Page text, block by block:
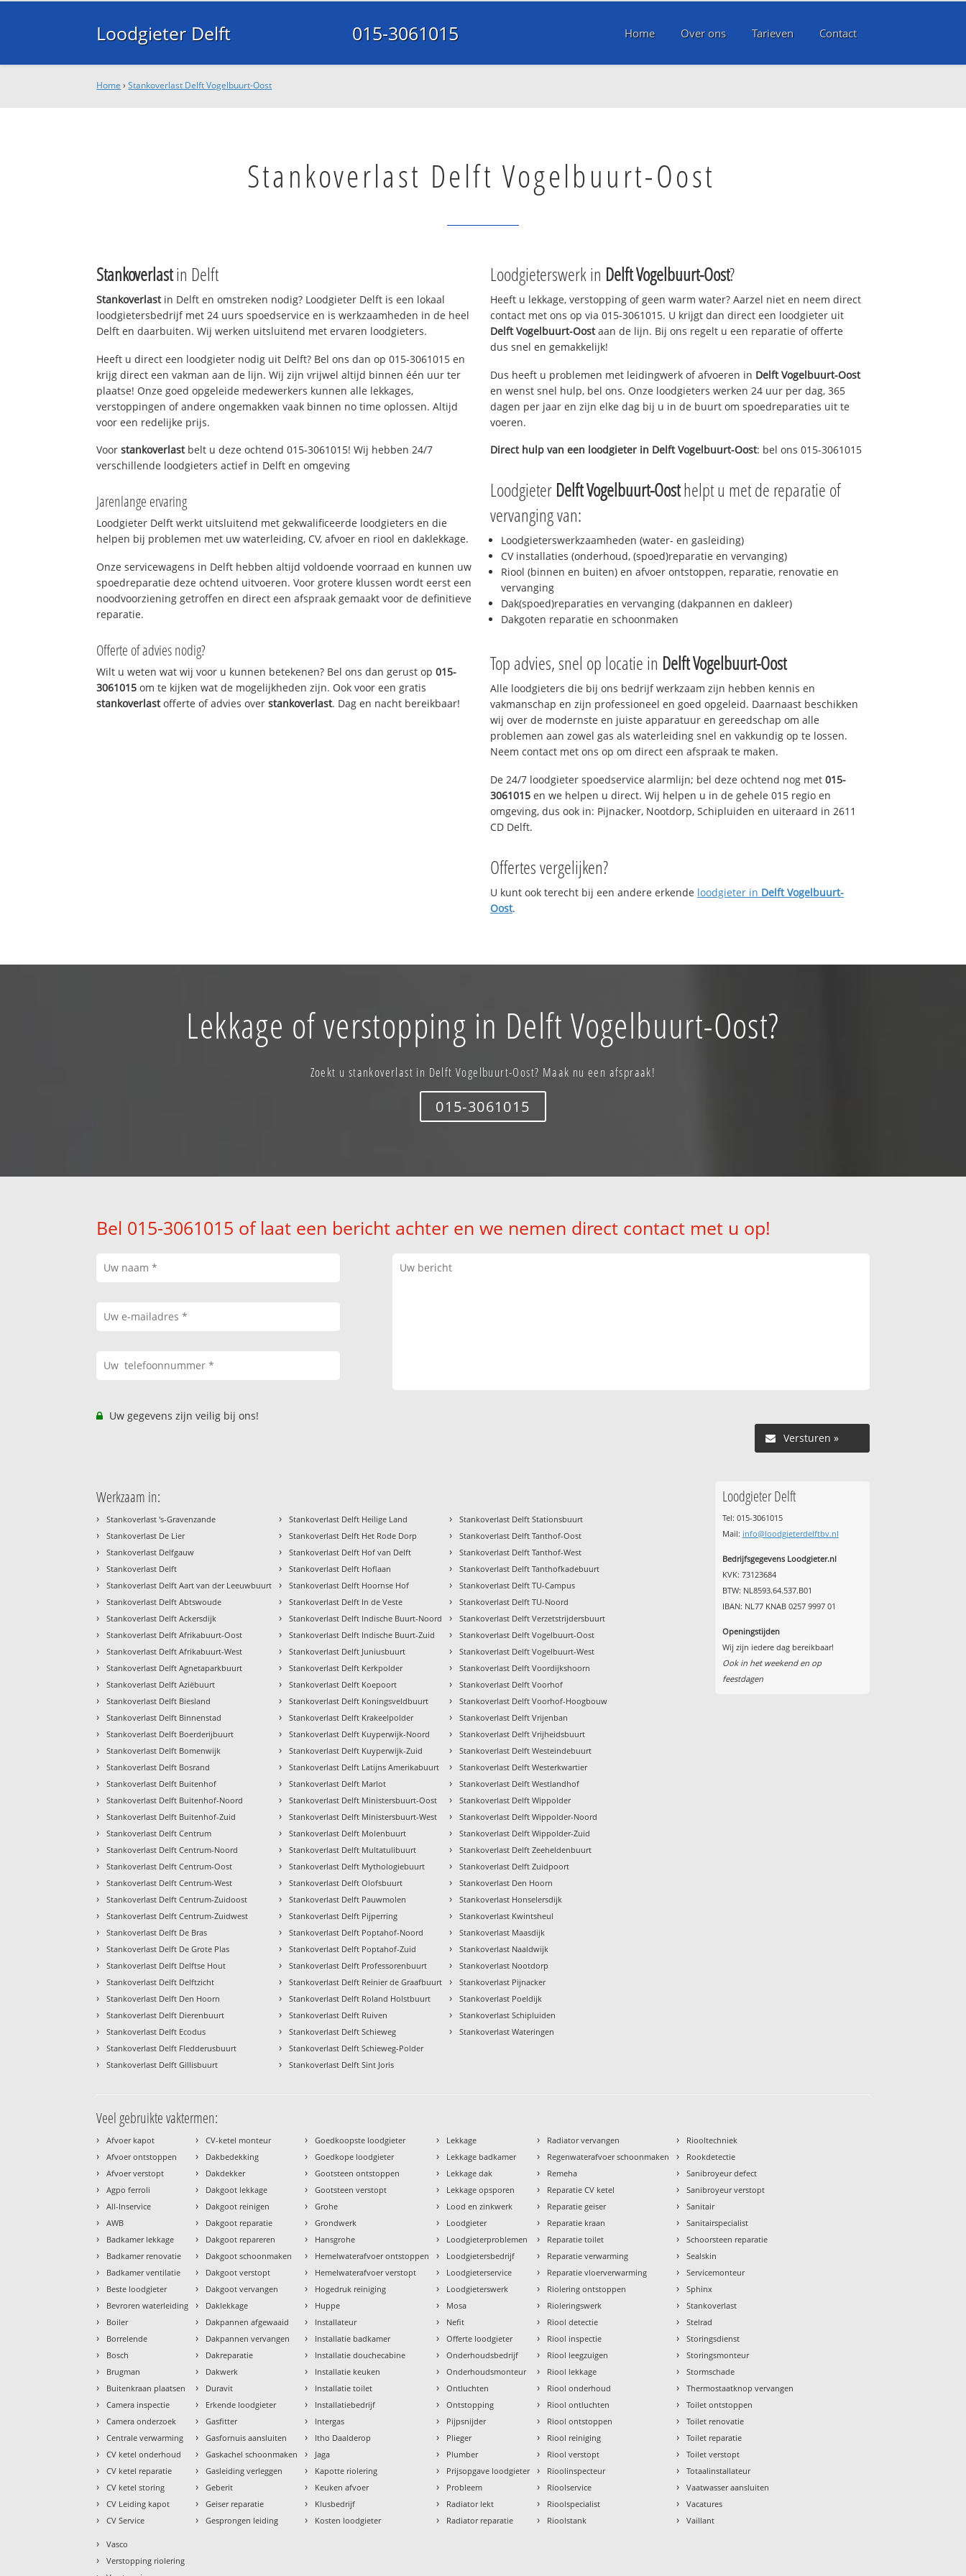
Loodgieter Delft 015-3061015 Home Over ons Tarieven Contact
Home ›Stankoverlast Delft Vogelbuurt-Oost
Stankoverlast Delft Vogelbuurt-Oost
Stankoverlastin Delft
Stankoverlastin Delft en omstreken nodig? Loodgieter Delft is een lokaal
loodgietersbedrijf met 24 uurs spoedservice en is werkzaamheden in de heel
Delft en daarbuiten. Wij werken uitsluitend met ervaren loodgieters.
Heeft u direct een loodgieter nodig uit Delft? Bel ons dan op 015-3061015 en
krijg direct een vakman aan de lijn. Wij zijn vrijwel altijd binnen één uur ter
plaatse! Onze goed opgeleide medewerkers kunnen alle lekkages,
verstoppingen of andere ongemakken vaak binnen no time oplossen. Altijd
voor een redelijke prijs.
Voorstankoverlastbelt u deze ochtend 015-3061015! Wij hebben 24/7
verschillende loodgieters actief in Delft en omgeving
Jarenlange ervaring
Loodgieter Delft werkt uitsluitend met gekwalificeerde loodgieters en die
helpen bij problemen met uw waterleiding, CV, afvoer en riool en daklekkage.
Onze servicewagens in Delft hebben altijd voldoende voorraad en kunnen uw
spoedreparatie deze ochtend uitvoeren. Voor grotere klussen wordt eerst een
noodvoorziening getroffen en direct een afspraak gemaakt voor de definitieve
reparatie.
Offerte of advies nodig?
Wilt u weten wat wij voor u kunnen betekenen? Bel ons dan gerust op015-
3061015 om te kijken wat de mogelijkheden zijn. Ook voor een gratis
stankoverlastofferte of advies overstankoverlast. Dag en nacht bereikbaar!
Loodgieterswerk in Delft Vogelbuurt-Oost?
Heeft u lekkage, verstopping of geen warm water? Aarzel niet en neem direct
contact met ons op via 015-3061015. U krijgt dan direct een loodgieter uit
Delft Vogelbuurt-Oostaan de lijn. Bij ons regelt u een reparatie of offerte
dus snel en gemakkelijk!
Dus heeft u problemen met leidingwerk of afvoeren in Delft Vogelbuurt-Oost
en wenst snel hulp, bel ons. Onze loodgieters werken 24 uur per dag, 365
dagen per jaar en zijn elke dag bij u in de buurt om spoedreparaties uit te
voeren.
Direct hulp van een loodgieter in Delft Vogelbuurt-Oost: bel ons 015-3061015
Loodgieter Delft Vogelbuurt-Oosthelpt u met de reparatie of
vervanging van:
Loodgieterswerkzaamheden (water- en gasleiding)
CV installaties (onderhoud, (spoed)reparatie en vervanging)
Riool (binnen en buiten) en afvoer ontstoppen, reparatie, renovatie en
vervanging
Dak(spoed)reparaties en vervanging (dakpannen en dakleer)
Dakgoten reparatie en schoonmaken
Top advies, snel op locatie in Delft Vogelbuurt-Oost
Alle loodgieters die bij ons bedrijf werkzaam zijn hebben kennis en
vakmanschap en zijn professioneel en goed opgeleid. Daarnaast beschikken
wij over de modernste en juiste apparatuur en gereedschap om alle
problemen aan zowel gas als waterleiding snel en vakkundig op te lossen.
Neem contact met ons op om direct een afspraak te maken.
De 24/7 loodgieter spoedservice alarmlijn; bel deze ochtend nog met 015-
3061015 en we helpen u direct. Wij helpen u in de gehele 015 regio en
omgeving, dus ook in: Pijnacker, Nootdorp, Schipluiden en uiteraard in 2611
CD Delft.
Offertes vergelijken?
U kunt ook terecht bij een andere erkende loodgieter in Delft Vogelbuurt-
Oost.
Lekkage of verstopping in Delft Vogelbuurt-Oost?
Zoekt u stankoverlast in Delft Vogelbuurt-Oost? Maak nu een afspraak!
015-3061015
Bel 015-3061015 of laat een bericht achter en we nemen direct contact met u op!
Uw gegevens zijn veilig bij ons!
Versturen »
Werkzaam in:
› Stankoverlast 's-Gravenzande
› Stankoverlast De Lier
› Stankoverlast Delfgauw
› Stankoverlast Delft
› Stankoverlast Delft Aart van der Leeuwbuurt
› Stankoverlast Delft Abtswoude
› Stankoverlast Delft Ackersdijk
› Stankoverlast Delft Afrikabuurt-Oost
› Stankoverlast Delft Afrikabuurt-West
› Stankoverlast Delft Agnetaparkbuurt
› Stankoverlast Delft Aziëbuurt
› Stankoverlast Delft Biesland
› Stankoverlast Delft Binnenstad
› Stankoverlast Delft Boerderijbuurt
› Stankoverlast Delft Bomenwijk
› Stankoverlast Delft Bosrand
› Stankoverlast Delft Buitenhof
› Stankoverlast Delft Buitenhof-Noord
› Stankoverlast Delft Buitenhof-Zuid
› Stankoverlast Delft Centrum
› Stankoverlast Delft Centrum-Noord
› Stankoverlast Delft Centrum-Oost
› Stankoverlast Delft Centrum-West
› Stankoverlast Delft Centrum-Zuidoost
› Stankoverlast Delft Centrum-Zuidwest
› Stankoverlast Delft De Bras
› Stankoverlast Delft De Grote Plas
› Stankoverlast Delft Delftse Hout
› Stankoverlast Delft Delftzicht
› Stankoverlast Delft Den Hoorn
› Stankoverlast Delft Dierenbuurt
› Stankoverlast Delft Ecodus
› Stankoverlast Delft Fledderusbuurt
› Stankoverlast Delft Gillisbuurt
› Stankoverlast Delft Heilige Land
› Stankoverlast Delft Het Rode Dorp
› Stankoverlast Delft Hof van Delft
› Stankoverlast Delft Hoflaan
› Stankoverlast Delft Hoornse Hof
› Stankoverlast Delft In de Veste
› Stankoverlast Delft Indische Buurt-Noord
› Stankoverlast Delft Indische Buurt-Zuid
› Stankoverlast Delft Juniusbuurt
› Stankoverlast Delft Kerkpolder
› Stankoverlast Delft Koepoort
› Stankoverlast Delft Koningsveldbuurt
› Stankoverlast Delft Krakeelpolder
› Stankoverlast Delft Kuyperwijk-Noord
› Stankoverlast Delft Kuyperwijk-Zuid
› Stankoverlast Delft Latijns Amerikabuurt
› Stankoverlast Delft Marlot
› Stankoverlast Delft Ministersbuurt-Oost
› Stankoverlast Delft Ministersbuurt-West
› Stankoverlast Delft Molenbuurt
› Stankoverlast Delft Multatulibuurt
› Stankoverlast Delft Mythologiebuurt
› Stankoverlast Delft Olofsbuurt
› Stankoverlast Delft Pauwmolen
› Stankoverlast Delft Pijperring
› Stankoverlast Delft Poptahof-Noord
› Stankoverlast Delft Poptahof-Zuid
› Stankoverlast Delft Professorenbuurt
› Stankoverlast Delft Reinier de Graafbuurt
› Stankoverlast Delft Roland Holstbuurt
› Stankoverlast Delft Ruiven
› Stankoverlast Delft Schieweg
› Stankoverlast Delft Schieweg-Polder
› Stankoverlast Delft Sint Joris
› Stankoverlast Delft Stationsbuurt
› Stankoverlast Delft Tanthof-Oost
› Stankoverlast Delft Tanthof-West
› Stankoverlast Delft Tanthofkadebuurt
› Stankoverlast Delft TU-Campus
› Stankoverlast Delft TU-Noord
› Stankoverlast Delft Verzetstrijdersbuurt
› Stankoverlast Delft Vogelbuurt-Oost
› Stankoverlast Delft Vogelbuurt-West
› Stankoverlast Delft Voordijkshoorn
› Stankoverlast Delft Voorhof
› Stankoverlast Delft Voorhof-Hoogbouw
› Stankoverlast Delft Vrijenban
› Stankoverlast Delft Vrijheidsbuurt
› Stankoverlast Delft Westeindebuurt
› Stankoverlast Delft Westerkwartier
› Stankoverlast Delft Westlandhof
› Stankoverlast Delft Wippolder
› Stankoverlast Delft Wippolder-Noord
› Stankoverlast Delft Wippolder-Zuid
› Stankoverlast Delft Zeeheldenbuurt
› Stankoverlast Delft Zuidpoort
› Stankoverlast Den Hoorn
› Stankoverlast Honselersdijk
› Stankoverlast Kwintsheul
› Stankoverlast Maasdijk
› Stankoverlast Naaldwijk
› Stankoverlast Nootdorp
› Stankoverlast Pijnacker
› Stankoverlast Poeldijk
› Stankoverlast Schipluiden
› Stankoverlast Wateringen
Loodgieter Delft
Tel: 015-3061015
Mail: info@loodgieterdelftbv.nl
Bedrijfsgegevens Loodgieter.nl
KVK: 73123684
BTW: NL8593.64.537.B01
IBAN: NL77 KNAB 0257 9997 01
Openingstijden
Wij zijn iedere dag bereikbaar!
Ook in het weekend en op
feestdagen
Veel gebruikte vaktermen:
› Afvoer kapot
› Afvoer ontstoppen
› Afvoer verstopt
› Agpo ferroli
› All-Inservice
› AWB
› Badkamer lekkage
› Badkamer renovatie
› Badkamer ventilatie
› Beste loodgieter
› Bevroren waterleiding
› Boiler
› Borrelende
› Bosch
› Brugman
› Buitenkraan plaatsen
› Camera inspectie
› Camera onderzoek
› Centrale verwarming
› CV ketel onderhoud
› CV ketel reparatie
› CV ketel storing
› CV Leiding kapot
› CV Service
› CV-ketel monteur
› Dakbedekking
› Dakdekker
› Dakgoot lekkage
› Dakgoot reinigen
› Dakgoot reparatie
› Dakgoot repareren
› Dakgoot schoonmaken
› Dakgoot verstopt
› Dakgoot vervangen
› Daklekkage
› Dakpannen afgewaaid
› Dakpannen vervangen
› Dakreparatie
› Dakwerk
› Duravit
› Erkende loodgieter
› Gasfitter
› Gasfornuis aansluiten
› Gaskachel schoonmaken
› Gasleiding verleggen
› Geberit
› Geiser reparatie
› Gesprongen leiding
› Goedkoopste loodgieter
› Goedkope loodgieter
› Gootsteen ontstoppen
› Gootsteen verstopt
› Grohe
› Grondwerk
› Hansgrohe
› Hemelwaterafvoer ontstoppen
› Hemelwaterafvoer verstopt
› Hogedruk reiniging
› Huppe
› Installateur
› Installatie badkamer
› Installatie douchecabine
› Installatie keuken
› Installatie toilet
› Installatiebedrijf
› Intergas
› Itho Daalderop
› Jaga
› Kapotte riolering
› Keuken afvoer
› Klusbedrijf
› Kosten loodgieter
› Lekkage
› Lekkage badkamer
› Lekkage dak
› Lekkage opsporen
› Lood en zinkwerk
› Loodgieter
› Loodgieterproblemen
› Loodgietersbedrijf
› Loodgieterservice
› Loodgieterswerk
› Mosa
› Nefit
› Offerte loodgieter
› Onderhoudsbedrijf
› Onderhoudsmonteur
› Ontluchten
› Ontstopping
› Pijpsnijder
› Plieger
› Plumber
› Prijsopgave loodgieter
› Probleem
› Radiator lekt
› Radiator reparatie
› Radiator vervangen
› Regenwaterafvoer schoonmaken
› Remeha
› Reparatie CV ketel
› Reparatie geiser
› Reparatie kraan
› Reparatie toilet
› Reparatie verwarming
› Reparatie vloerverwarming
› Riolering ontstoppen
› Rioleringswerk
› Riool detectie
› Riool inspectie
› Riool leegzuigen
› Riool lekkage
› Riool onderhoud
› Riool ontluchten
› Riool ontstoppen
› Riool reiniging
› Riool verstopt
› Rioolinspecteur
› Rioolservice
› Rioolspecialist
› Rioolstank
› Riooltechniek
› Rookdetectie
› Sanibroyeur defect
› Sanibroyeur verstopt
› Sanitair
› Sanitairspecialist
› Schoorsteen reparatie
› Sealskin
› Servicemonteur
› Sphinx
› Stankoverlast
› Stelrad
› Storingsdienst
› Storingsmonteur
› Stormschade
› Thermostaatknop vervangen
› Toilet ontstoppen
› Toilet renovatie
› Toilet reparatie
› Toilet verstopt
› Totaalinstallateur
› Vaatwasser aansluiten
› Vacatures
› Vaillant
› Vasco
› Verstopping riolering